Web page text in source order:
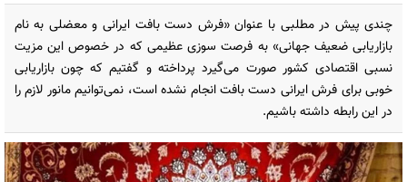
چندی پیش در مطلبی با عنوان «فرش دست بافت ایرانی و معضلی به نام
بازاریابی ضعیف جهانی» به فرصت سوزی عظیمی که در خصوص این مزیت
نسبی اقتصادی کشور صورت می‌گیرد پرداخته و گفتیم که چون بازاریابی
خوبی برای فرش ایرانی دست بافت انجام نشده است، نمی‌توانیم مانور لازم را
در این رابطه داشته باشیم.